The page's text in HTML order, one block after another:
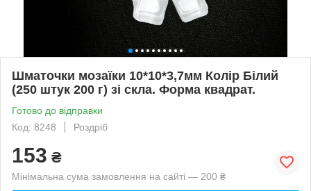
Шматочки мозаїки 10*10*3,7мм Колір Білий
(250 штук 200 г) зі скла. Форма квадрат.
Готово до відправки
Код: 8248
Роздріб
153 ₴
Мінімальна сума замовлення на сайті — 200 ₴